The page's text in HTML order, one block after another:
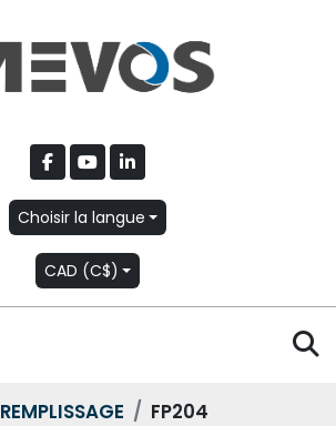
facebook
youtubelinkedin
Choisir la langue
CAD (C$)
REMPLISSAGE FP204